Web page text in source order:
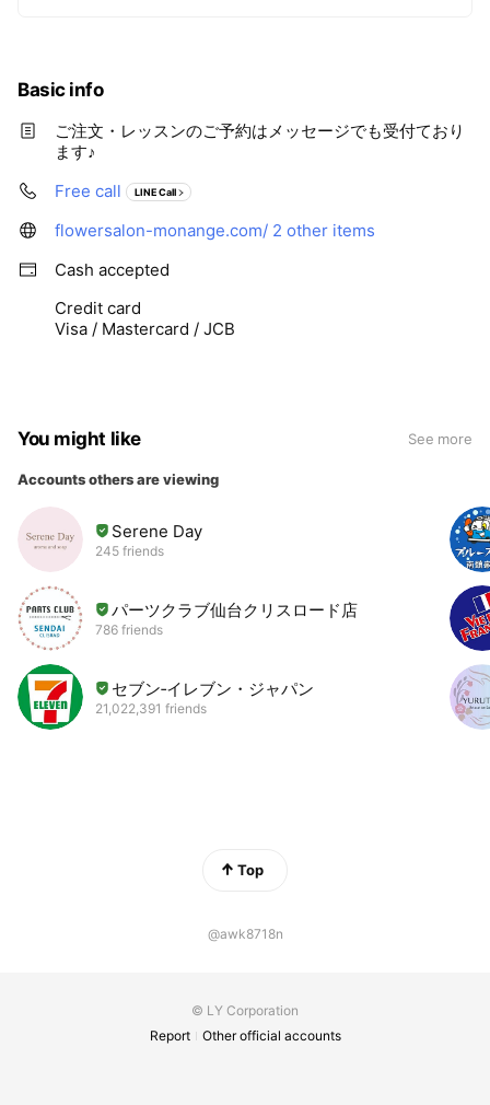
Basic info
ご注文・レッスンのご予約はメッセージでも受付ており
ます♪
Free call
LINE Call
flowersalon-monange.com/ 2 other items
Cash accepted
Credit card
Visa / Mastercard / JCB
You might like See more
Accounts others are viewing
Serene Day
245 friends
パーツクラブ仙台クリスロード店
786 friends
セブン‐イレブン・ジャパン
21,022,391 friends
Top
@awk8718n
© LY Corporation
Report
Other official accounts